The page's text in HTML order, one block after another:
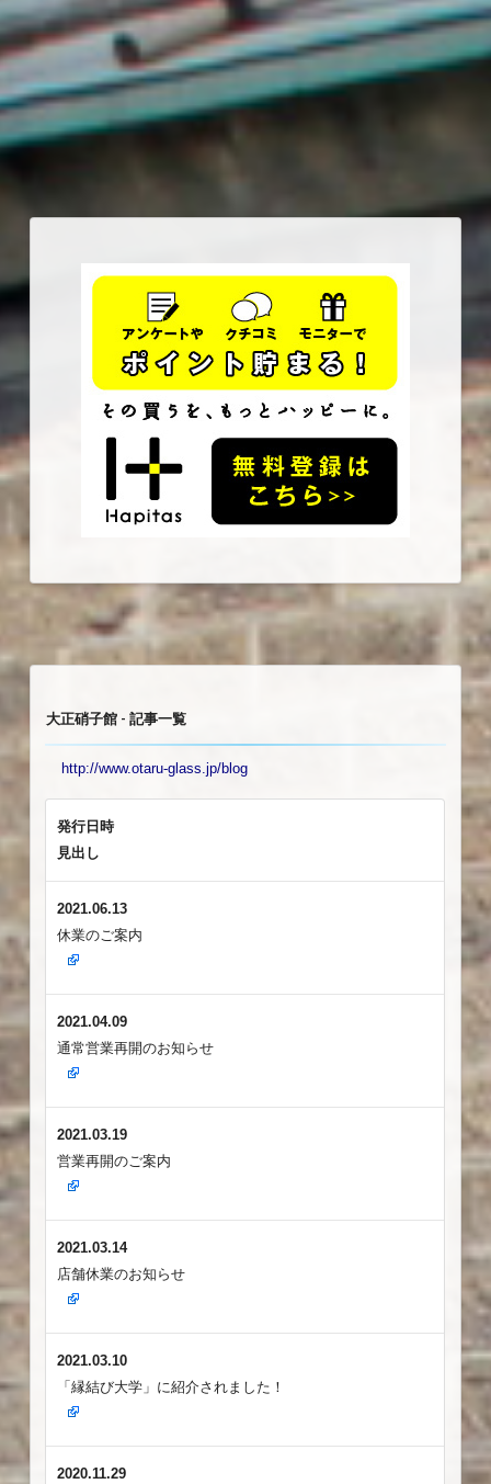
大正硝子館 - 記事一覧
http://www.otaru-glass.jp/blog
発行日時
見出し
2021.06.13
休業のご案内
2021.04.09
通常営業再開のお知らせ
2021.03.19
営業再開のご案内
2021.03.14
店舗休業のお知らせ
2021.03.10
「縁結び大学」に紹介されました！
2020.11.29